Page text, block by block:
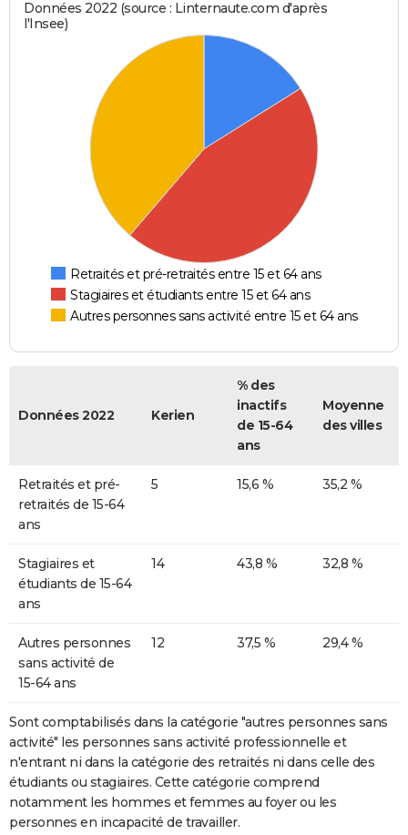
Données 2022 (source : Linternaute.com d'après
l'Insee)
Retraités et pré-retraités entre 15 et 64 ans
Stagiaires et étudiants entre 15 et 64 ans
Autres personnes sans activité entre 15 et 64 ans
Données 2022 Kerien
% des
inactifs
de 15-64
ans
Moyenne
des villes
Retraités et pré-
retraités de 15-64
ans
5 15,6 % 35,2 %
Stagiaires et
étudiants de 15-64
ans
14 43,8 % 32,8 %
Autres personnes
sans activité de
15-64 ans
12 37,5 % 29,4 %
Sont comptabilisés dans la catégorie "autres personnes sans
activité" les personnes sans activité professionnelle et
n'entrant ni dans la catégorie des retraités ni dans celle des
étudiants ou stagiaires. Cette catégorie comprend
notamment les hommes et femmes au foyer ou les
personnes en incapacité de travailler.